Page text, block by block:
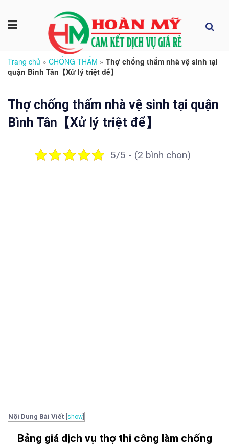
Trang chủ » CHỐNG THẤM » Thợ chống thấm nhà vệ sinh tại
quận Bình Tân【Xử lý triệt để】
Thợ chống thấm nhà vệ sinh tại quận
Bình Tân【Xử lý triệt để】
5/5 - (2 bình chọn)
Nội Dung Bài Viết show
Bảng giá dịch vụ thợ thi công làm chống